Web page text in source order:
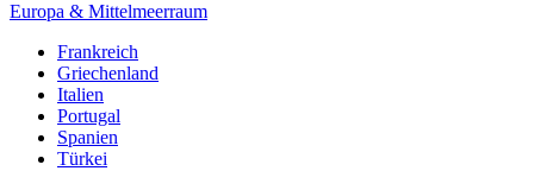
Europa & Mittelmeerraum
Frankreich
Griechenland
Italien
Portugal
Spanien
Türkei